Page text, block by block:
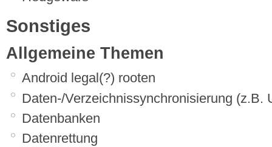
Sonstiges
Allgemeine Themen
Android legal(?) rooten
Daten-/Verzeichnissynchronisierung (z.B.
Datenbanken
Datenrettung